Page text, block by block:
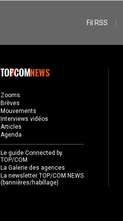
Fil RSS
NEWS
Zooms
Brèves
Mouvements
Interviews vidéos
Articles
Agenda
Le guide Connected by
TOP/COM
La Galerie des agences
La newsletter TOP/COM NEWS
(bannières/habillage)